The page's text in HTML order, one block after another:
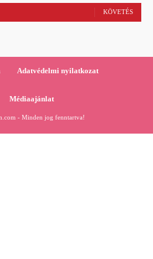
KÖVETÉS
Adatvédelmi nyilatkozat
Médiaajánlat
- Minden jog fenntartva!